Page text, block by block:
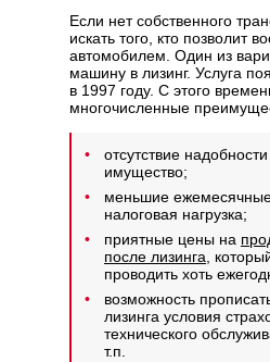
Если нет собственного
искать того, кто позволит
автомобилем. Один из
машину в лизинг. Услуга
в 1997 году. С этого
многочисленные
отсутствие
имущество;
меньшие
налоговая нагрузка;
приятные цены на
после лизинга ,
проводить хоть
возможность
лизинга условия
технического
т.п.